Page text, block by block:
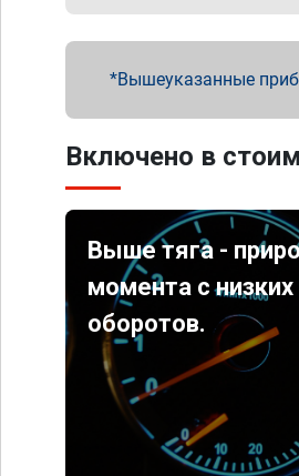
Вышеуказанные
Включено в
Выше тяга -
момента с низких
оборотов.